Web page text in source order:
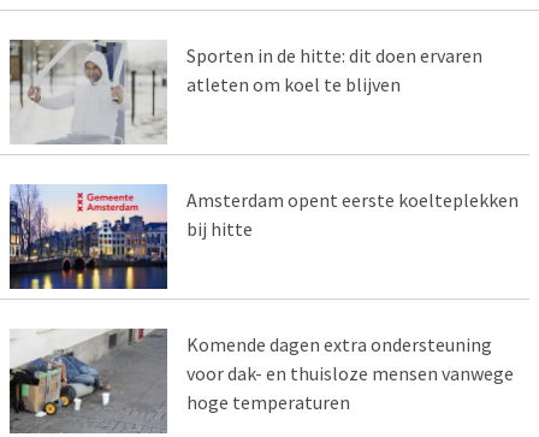
Sporten in de hitte: dit doen ervaren
atleten om koel te blijven
Amsterdam opent eerste koelteplekken
bij hitte
Komende dagen extra ondersteuning
voor dak- en thuisloze mensen vanwege
hoge temperaturen